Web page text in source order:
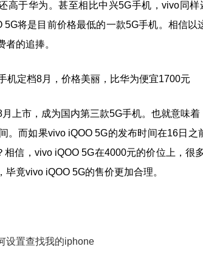
高于华为。甚至相比中兴5G手机，vivo同
5G将是目前价格最低的一款5G手机。相信以
者的追捧。
月上市，成为国内第三款5G手机。也就意味
。而如果vivo iQOO 5G的发布时间在16日之
相信，vivo iQOO 5G在4000元的价位上，很
毕竟vivo iQOO 5G的售价更加合理。
设置查找我的iphone